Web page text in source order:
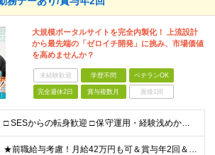
大規模ポータルサイトを完全内製化！ 上流設計
から最先端の「ゼロイチ開発」に挑み、市場価値
を高めませんか？
未経験歓迎 学歴不問 ベテランOK
完全週休2日 賞与複数月 面接1回
□ SESからの転身歓迎 □ 保守運用・経験浅めからのチャレンジ歓迎 ■ 学歴不問 ■ 何らかのシステム開発経験をお持ちの方（言語・年数不問） ＜当社で経験できること＞ ・企画、要件定義、設計、実装
★前職給与考慮！月給42万円も可＆賞与年2回＆昇給随時！★ ■月給29万円～42万円＋賞与年2回＋交通費 ※前職の給与やスキルを考慮し決定します ※固定残業代（月45時間分／7万7,000円～11万